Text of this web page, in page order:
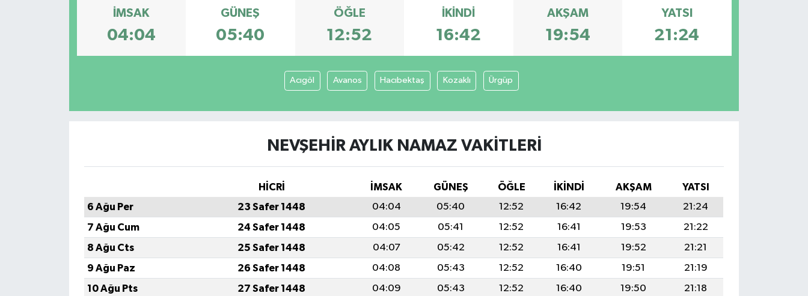
İMSAK
04:04
GÜNEŞ
05:40
ÖĞLE
12:52
İKINDI
16:42
AKŞAM
19:54
YATSI
21:24
Acıgöl Avanos Hacıbektaş Kozaklı Ürgüp
NEVŞEHIR AYLIK NAMAZ VAKITLERI
HİCRİ İMSAK GÜNEŞ ÖĞLE İKINDI AKŞAM
YATSI
6 Ağu Per
23 Safer 1448 04:04 05:40 12:52 16:42 19:54
21:24
7 Ağu Cum
24 Safer 1448 04:05 05:41 12:52 16:41 19:53
21:22
8 Ağu Cts
25 Safer 1448 04:07 05:42 12:52 16:41 19:52
21:21
9 Ağu Paz
26 Safer 1448 04:08 05:43 12:52 16:40 19:51
21:19
10 Ağu Pts
27 Safer 1448 04:09 05:43 12:52 16:40 19:50
21:18